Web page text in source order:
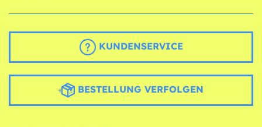
KUNDENSERVICE
BESTELLUNG VERFOLGEN